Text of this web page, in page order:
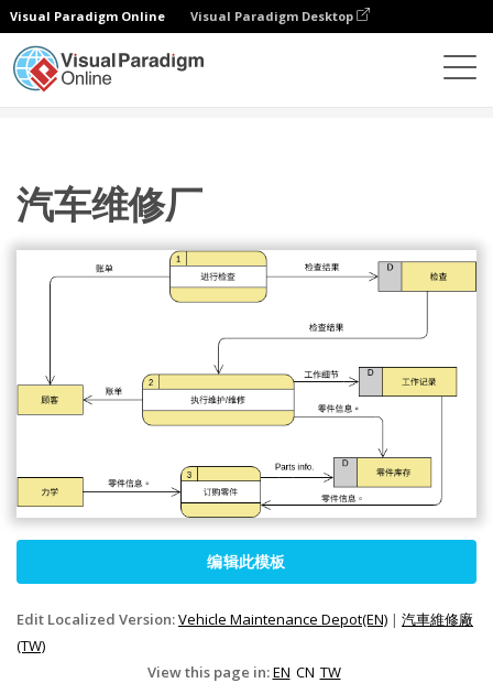
Visual Paradigm Online Visual Paradigm Desktop
汽车维修厂
编辑此模板
Edit Localized Version:Vehicle Maintenance Depot(EN) | 汽車維修廠
(TW)
View this page in:EN CN TW